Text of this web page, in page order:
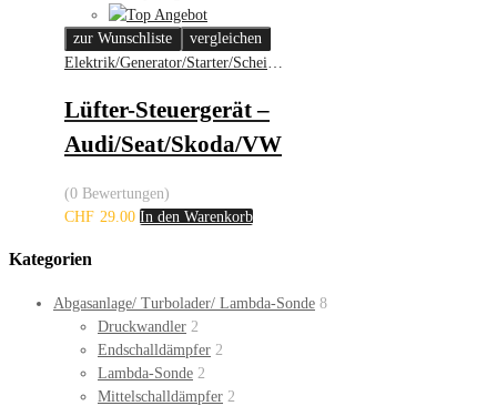
zur Wunschliste
vergleichen
Elektrik/Generator/Starter/Scheinwerfer
Lüfter-Steuergerät –
Audi/Seat/Skoda/VW
(0 Bewertungen)
CHF 29.00 In den Warenkorb
Kategorien
Abgasanlage/ Turbolader/ Lambda-Sonde 8
Druckwandler 2
Endschalldämpfer 2
Lambda-Sonde 2
Mittelschalldämpfer 2